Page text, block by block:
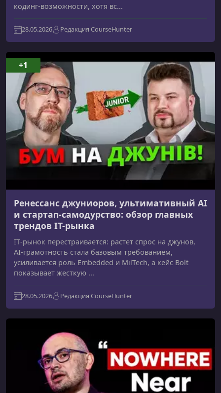
кодинг‑возможности, хотя вс...
28.05.2026 Редакция CourseHunter
+1
Ренессанс джуниоров, ультимативный AI
и стартап-самодурство: обзор главных
трендов IT-рынка
IT‑рынок перестраивается: растет спрос на джунов,
AI‑грамотность стала базовым требованием,
усиливается роль Embedded и MilTech, а кейс Bolt
показывает жесткую ...
28.05.2026 Редакция CourseHunter